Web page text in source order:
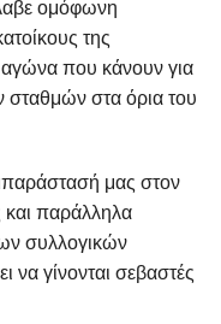
ομόφωνη
της
που κάνουν για
σταθμών στα όρια του
μας στον
παράλληλα
συλλογικών
να γίνονται σεβαστές